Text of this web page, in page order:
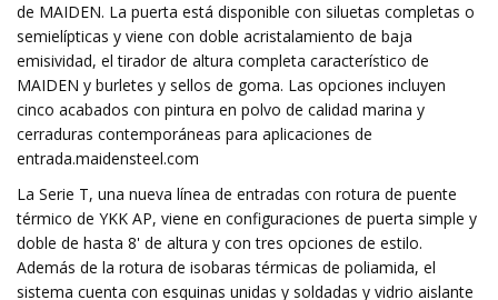
de MAIDEN. La puerta está disponible con siluetas completas o
semielípticas y viene con doble acristalamiento de baja
emisividad, el tirador de altura completa característico de
MAIDEN y burletes y sellos de goma. Las opciones incluyen
cinco acabados con pintura en polvo de calidad marina y
cerraduras contemporáneas para aplicaciones de
entrada.maidensteel.com
La Serie T, una nueva línea de entradas con rotura de puente
térmico de YKK AP, viene en configuraciones de puerta simple y
doble de hasta 8' de altura y con tres opciones de estilo.
Además de la rotura de isobaras térmicas de poliamida, el
sistema cuenta con esquinas unidas y soldadas y vidrio aislante